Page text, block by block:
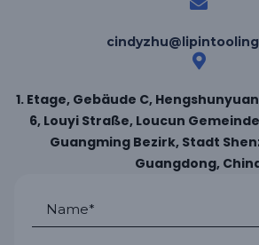
1. Etage, Gebäude C,
6, Louyi Straße, Loucun
Guangming Bezirk, Stadt
Guangdong,